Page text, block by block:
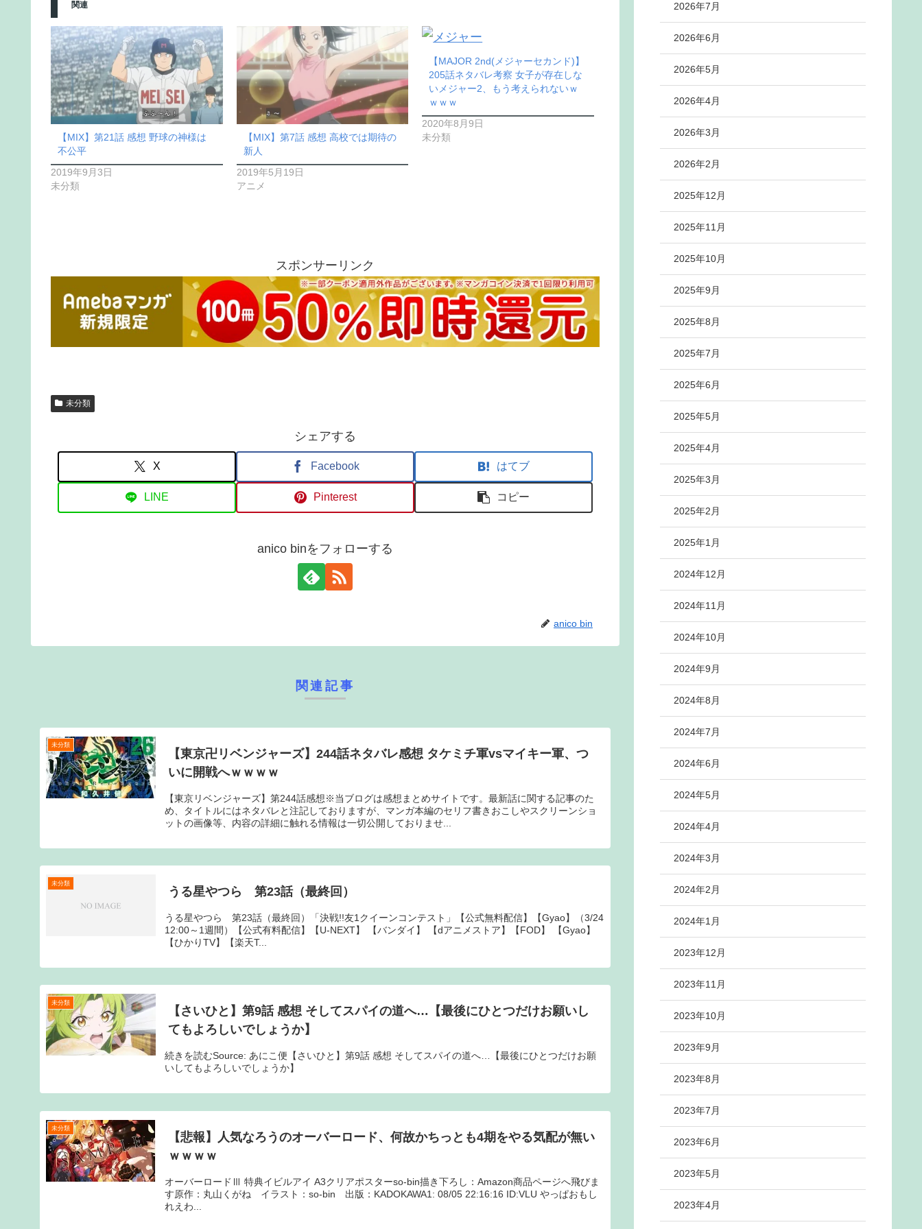
関連
【MIX】第21話 感想 野球の神様は
不公平
2019年9月3日
未分類
【MIX】第7話 感想 高校では期待の
新人
2019年5月19日
アニメ
【MAJOR 2nd(メジャーセカンド)】
205話ネタバレ考察 女子が存在しな
いメジャー2、もう考えられないｗ
ｗｗｗ
2020年8月9日
未分類
スポンサーリンク
未分類
シェアする
X Facebook はてブ
LINE Pinterest コピー
anico binをフォローする
anico bin
関連記事
未分類
【東京卍リベンジャーズ】244話ネタバレ感想 タケミチ軍vsマイキー軍、つ
いに開戦へｗｗｗｗ
【東京リベンジャーズ】第244話感想※当ブログは感想まとめサイトです。最新話に関する記事のた
め、タイトルにはネタバレと注記しておりますが、マンガ本編のセリフ書きおこしやスクリーンショ
ットの画像等、内容の詳細に触れる情報は一切公開しておりませ...
未分類
うる星やつら 第23話（最終回）
うる星やつら 第23話（最終回）「決戦!!友1クイーンコンテスト」【公式無料配信】【Gyao】（3/24
12:00～1週間）【公式有料配信】【U-NEXT】 【バンダイ】 【dアニメストア】【FOD】 【Gyao】
【ひかりTV】【楽天T...
未分類
【さいひと】第9話 感想 そしてスパイの道へ…【最後にひとつだけお願いし
てもよろしいでしょうか】
続きを読むSource: あにこ便【さいひと】第9話 感想 そしてスパイの道へ…【最後にひとつだけお願
いしてもよろしいでしょうか】
未分類
【悲報】人気なろうのオーバーロード、何故かちっとも4期をやる気配が無い
ｗｗｗｗ
オーバーロードⅢ 特典イビルアイ A3クリアポスターso-bin描き下ろし：Amazon商品ページへ飛びま
す原作：丸山くがね イラスト：so-bin 出版：KADOKAWA1: 08/05 22:16:16 ID:VLU やっぱおもし
れえわ...
2026年7月
2026年6月
2026年5月
2026年4月
2026年3月
2026年2月
2025年12月
2025年11月
2025年10月
2025年9月
2025年8月
2025年7月
2025年6月
2025年5月
2025年4月
2025年3月
2025年2月
2025年1月
2024年12月
2024年11月
2024年10月
2024年9月
2024年8月
2024年7月
2024年6月
2024年5月
2024年4月
2024年3月
2024年2月
2024年1月
2023年12月
2023年11月
2023年10月
2023年9月
2023年8月
2023年7月
2023年6月
2023年5月
2023年4月